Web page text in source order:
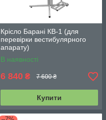
Крісло Барані КВ-1 (для
перевірки вестибулярного
апарату)
В наявності
6 840 ₴ 7 600 ₴
Купити